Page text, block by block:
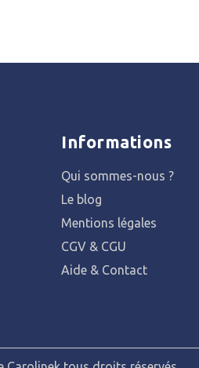
Informations
Qui sommes-nous ?
Le blog
Mentions légales
CGV & CGU
Aide & Contact